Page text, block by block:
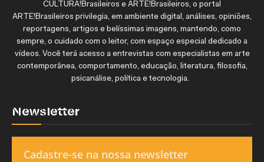
CULTURA!Brasileiros e ARTE!Brasileiros, o portal
ARTE!Brasileiros privilegia, em ambiente digital, análises, opiniões,
reportagens, artigos e belíssimas imagens, mantendo, como
sempre, o cuidado com o leitor, com espaço especial dedicado a
vídeos. Você terá acesso a entrevistas com especialistas em arte
contemporânea, comportamento, educação, literatura, filosofia,
psicanálise, política e tecnologia.
Newsletter
Cadastre-se na nossa newsletter